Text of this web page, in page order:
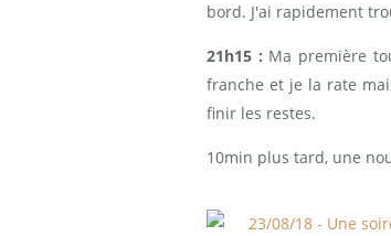
bord. J'ai rapidement
21h15 : Ma première
franche et je la rate
finir les restes.
10min plus tard, une